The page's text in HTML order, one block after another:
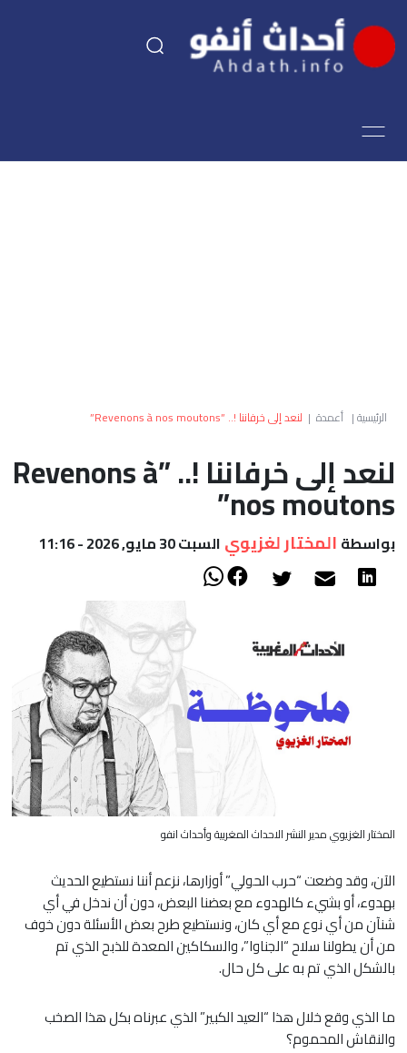
اقتصاد
العالم
أعمدة
الرئيسية| أعمدة | لنعد إلى خرفاننا !.. ”Revenons à nos moutons”
لنعد إلى خرفاننا !.. ”Revenons à
nos moutons”
بواسطة المختار لغزيوي السبت 30 مايو, 2026 - 11:16
المختار الغزيوي مدير النشر الاحداث المغربية وأحداث انفو
‎الآن، وقد وضعت “حرب الحولي” أوزارها، نزعم أننا نستطيع الحديث
بهدوء، أو بشيء كالهدوء مع بعضنا البعض، دون أن ندخل في أي
شنآن من أي نوع مع أي كان، ونستطيع طرح بعض الأسئلة دون خوف
من أن يطولنا سلاح “الجناوا”، والسكاكين المعدة للذبح الذي تم
بالشكل الذي تم به على كل حال.
ما الذي وقع خلال هذا “العيد الكبير” الذي عبرناه بكل هذا الصخب
والنقاش المحموم؟